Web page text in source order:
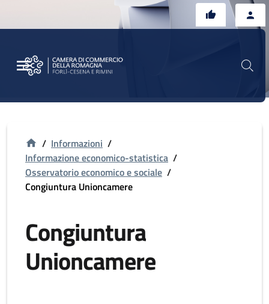
/ Informazioni /
Informazione economico-statistica /
Osservatorio economico e sociale /
Congiuntura Unioncamere
Congiuntura
Unioncamere